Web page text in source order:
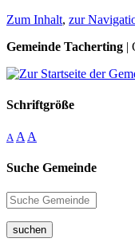
Zum Inhalt, zur
Gemeinde Tacherting |
Schriftgröße
A A A
Suche Gemeinde
suchen